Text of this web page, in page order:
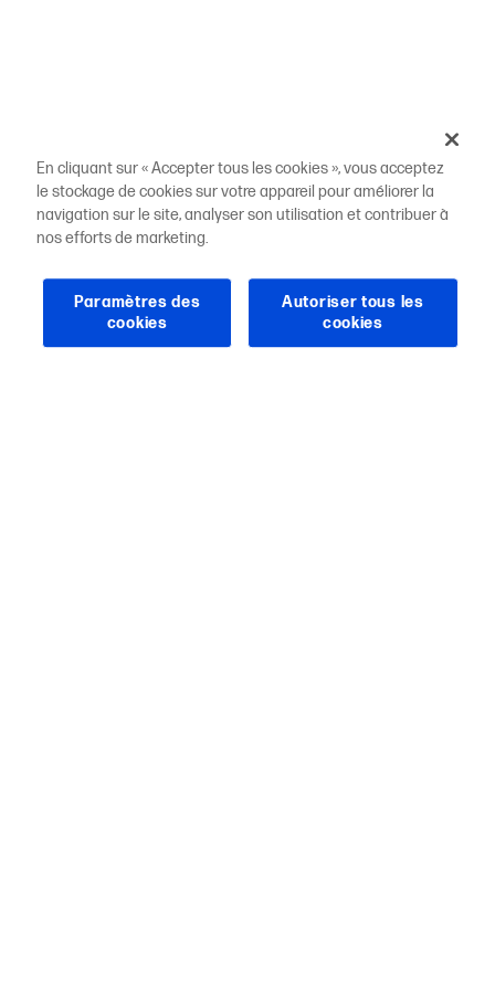
En cliquant sur « Accepter tous les cookies », vous acceptez
le stockage de cookies sur votre appareil pour améliorer la
navigation sur le site, analyser son utilisation et contribuer à
nos efforts de marketing.
Paramètres des
cookies
Autoriser tous les
cookies